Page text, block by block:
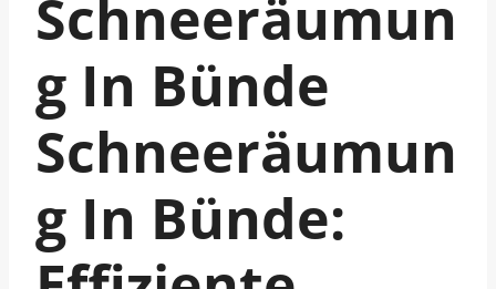
Schneeräumun
G In Bünde
Schneeräumun
G In Bünde: